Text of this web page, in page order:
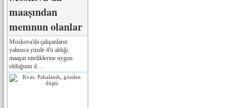
maaşından
memnun olanlar
Moskova'da çalışanların
yalnızca yüzde 4'ü aldığı
maaşın niteliklerine uygun
olduğunu d...